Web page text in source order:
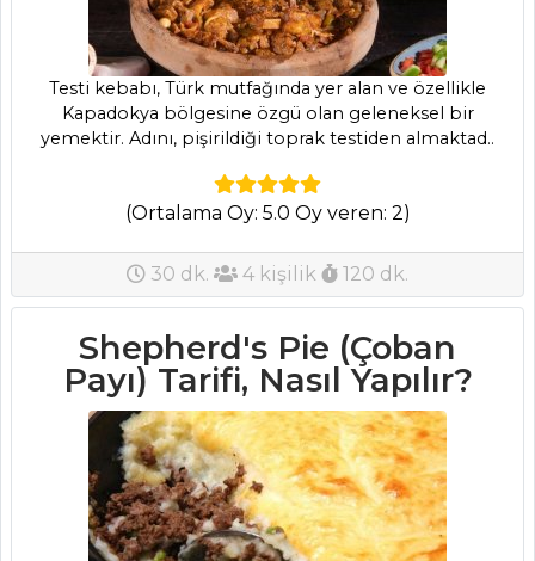
ŞEFİN TARİFLERİ
MENÜLER
Tüm
Kategoriler
YEMEKLERI
Sarımsaklı Bulgur
Köftesi Tarifi, Nasıl
Yapılır?
Renkli Biber
Çanağında Kremalı
Sebzeler Tarifi,
Nasıl Yapılır?
Testi kebabı, Türk mutfağında yer alan ve özellikle
Kapadokya bölgesine özgü olan geleneksel bir
yemektir. Adını, pişirildiği toprak testiden almaktad..
(Ortalama Oy: 5.0 Oy veren: 2)
30 dk. 4 kişilik 120 dk.
Shepherd's Pie (Çoban
Payı) Tarifi, Nasıl Yapılır?